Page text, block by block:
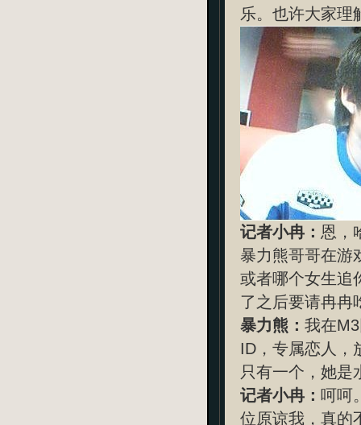
乐。也许大家理
记者小冉： 恩，
暴力熊哥哥在游
或者哪个女生追
了之后要请冉冉
暴力熊： 我在
ID，专属恋人，
只有一个，她是
记者小冉： 呵呵
位原谅我，真的